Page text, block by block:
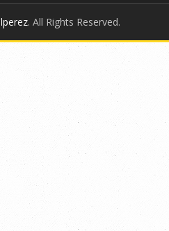
. All Rights Reserved.